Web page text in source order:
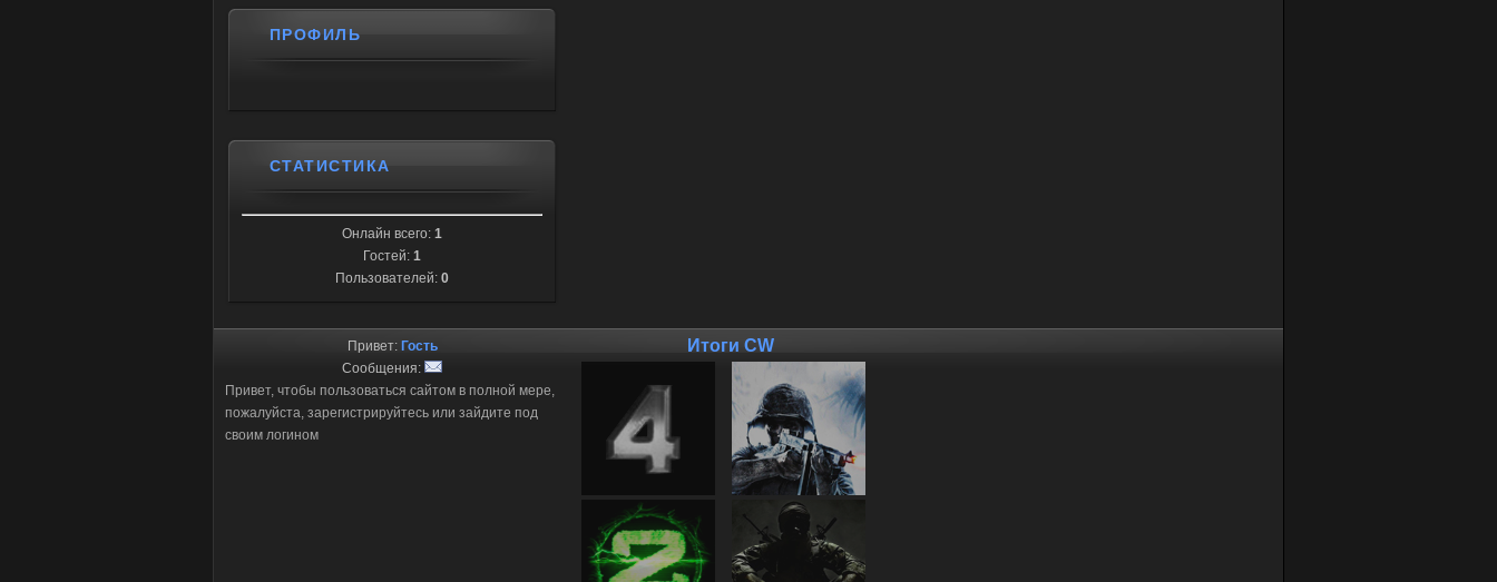
ПРОФИЛЬ
СТАТИСТИКА
Онлайн всего: 1
Гостей: 1
Пользователей: 0
Привет: Гость
Сообщения:
Привет, чтобы пользоваться сайтом в полной мере,
пожалуйста, зарегистрируйтесь или зайдите под
своим логином
Итоги CW